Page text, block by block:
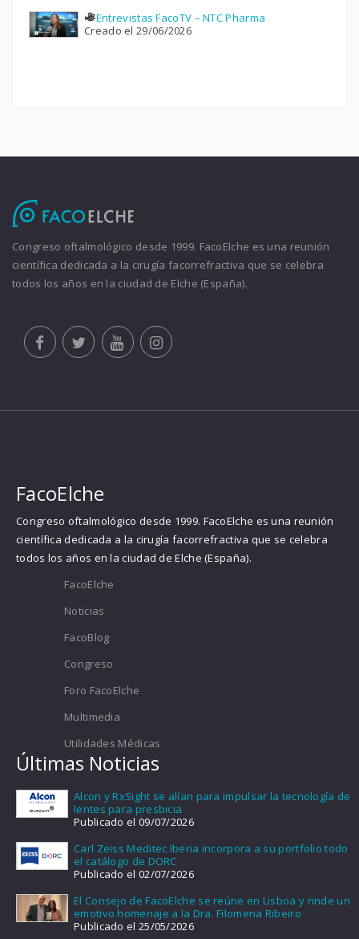
Entrevistas FacoTV – NTC Pharma
Creado el 29/06/2026
Congreso oftalmológico desde 1999. FacoElche es una reunión
científica dedicada a la cirugía facorrefractiva que se celebra
todos los años en la ciudad de Elche (España).
FacoElche
Congreso oftalmológico desde 1999. FacoElche es una reunión
científica dedicada a la cirugía facorrefractiva que se celebra
todos los años en la ciudad de Elche (España).
FacoElche
Noticias
FacoBlog
Congreso
Foro FacoElche
Multimedia
Utilidades Médicas
Últimas Noticias
Alcon y RxSight se alían para impulsar la tecnología de
lentes para presbicia
Publicado el 09/07/2026
Carl Zeiss Meditec Iberia incorpora a su portfolio todo
el catálogo de DORC
Publicado el 02/07/2026
El Consejo de FacoElche se reúne en Lisboa y rinde un
emotivo homenaje a la Dra. Filomena Ribeiro
Publicado el 25/05/2026